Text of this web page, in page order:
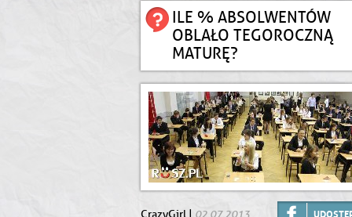
ILE % ABSOLWENTÓW
OBLAŁO TEGOROCZNĄ
MATURĘ?
CrazyGirl | 02.07.2013